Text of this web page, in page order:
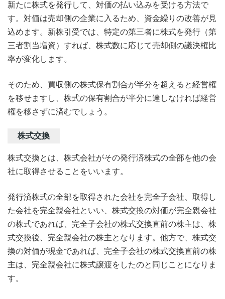
新たに株式を発行して、対価の払い込みを受ける方法で
す。対価は売却側の企業に入るため、資金繰りの改善が見
込めます。新株引受では、特定の第三者に株式を発行（第
三者割当増資）すれば、株式数に応じて売却側の議決権比
率が変化します。
そのため、買収側の株式保有割合が半分を超えると経営権
を移せますし、株式の保有割合が半分に達しなければ経営
権を移さずに済むでしょう。
株式交換
株式交換とは、株式会社がその発行済株式の全部を他の会
社に取得させることをいいます。
発行済株式の全部を取得された会社を完全子会社、取得し
た会社を完全親会社といい、株式交換の対価が完全親会社
の株式であれば、完全子会社の株式交換直前の株主は、株
式交換後、完全親会社の株主となります。他方で、株式交
換の対価が現金であれば、完全子会社の株式交換直前の株
主は、完全親会社に株式譲渡をしたのと同じことになりま
す。